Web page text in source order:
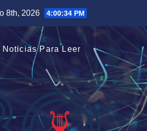
8th, 2026 4:00:35 PM
Noticias Para Leer